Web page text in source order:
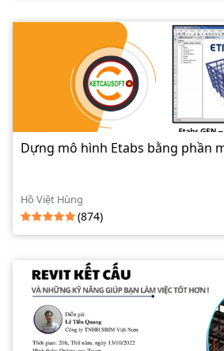
Dựng mô hình Etabs bằng phần
Hồ Việt Hùng
(874)